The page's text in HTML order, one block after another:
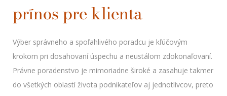
prínos pre klienta
Výber správneho a spoľahlivého poradcu je kľúčovým
krokom pri dosahovaní úspechu a neustálom zdokonaľovaní.
Právne poradenstvo je mimoriadne široké a zasahuje takmer
do všetkých oblastí života podnikateľov aj jednotlivcov, preto